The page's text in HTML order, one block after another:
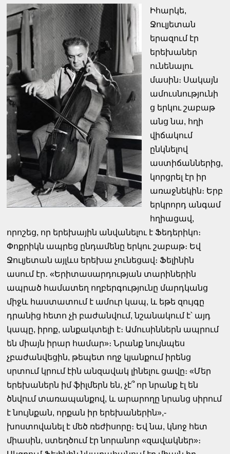
Իհարկե,
Ջուլյետան
երազում էր
երեխաներ
ունենալու
մասին։ Սակայն
ամուսնությունի
ց երկու շաբաթ
անց նա, հղի
վիճակում
ընկնելով
աստիճաններից,
կորցրել էր իր
առաջնեկին։ Երբ
երկրորդ անգամ
հղիացավ,
որոշեց, որ երեխային անվանելու է Ֆեդերիկո։
Փոքրիկն ապրեց ընդամենը երկու շաբաթ։ Եվ
Ջուլյետան այլևս երեխա չունեցավ։ Ֆելինին
ասում էր․ «Երիտասարդության տարիներին
ապրած համատեղ ողբերգությունը մարդկանց
միջև հաստատում է ամուր կապ, և եթե զույգը
դրանից հետո չի բաժանվում, նշանակում է՝ այդ
կապը, իրոք, անքակտելի է։ Ամուսիններն ապրում
են միայն իրար համար»։ Նրանք նույնպես
չբաժանվեցին, թեպետ ողջ կյանքում իրենց
սրտում կրում էին անզավակ լինելու ցավը։ «Մեր
երեխաներն իմ ֆիլմերն են, չէ՞ որ նրանք էլ են
ծնվում տառապանքով, և արարողը նրանց սիրում
է նույնքան, որքան իր երեխաներին»,-
խոստովանել է մեծ ռեժիսորը։ Եվ նա, կնոջ հետ
միասին, ստեղծում էր նորանոր «զավակներ»։